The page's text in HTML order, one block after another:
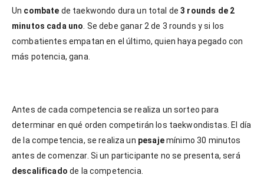
Un combate de taekwondo dura un total de3 rounds de 2
minutos cada uno . Se debe ganar 2 de 3 rounds y si los
combatientes empatan en el último, quien haya pegado con
más potencia, gana.
Antes de cada competencia se realiza un sorteo para
determinar en qué orden competirán los taekwondistas. El día
de la competencia, se realiza un pesajemínimo 30 minutos
antes de comenzar. Si un participante no se presenta, será
descalificadode la competencia.